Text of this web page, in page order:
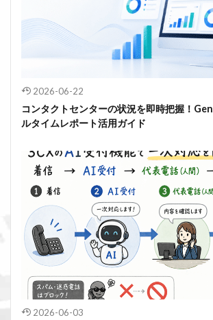
2026-06-22
コンタクトセンターの状況を即時把握！
ルタイムレポート活用ガイド
2026-06-03